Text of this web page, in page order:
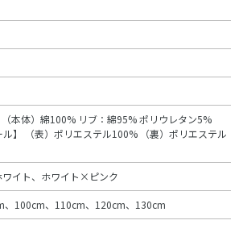
（本体）綿100% リブ：綿95% ポリウレタン5%
ル】 （表）ポリエステル100% （裏）ポリエステル
イト、ホワイト×ピンク
、100cm、110cm、120cm、130cm